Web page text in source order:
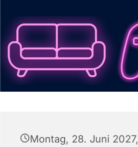
Montag, 28. Juni 2027,